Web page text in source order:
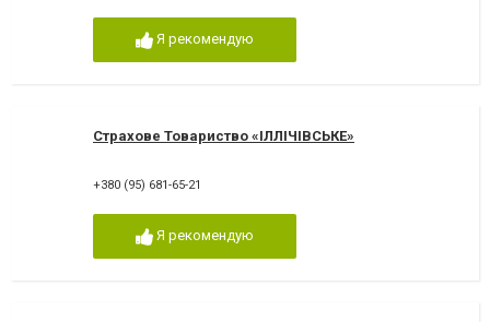
Я рекомендую
Страхове Товариство «ІЛЛІЧІВСЬКЕ»
+380 (95) 681-65-21
Я рекомендую